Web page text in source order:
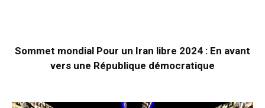
Sommet mondial Pour un Iran libre 2024 : En avant
vers une République démocratique